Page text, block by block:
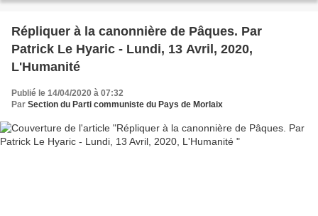
Répliquer à la canonnière de Pâques. Par
Patrick Le Hyaric - Lundi, 13 Avril, 2020,
L'Humanité
Publié le 14/04/2020 à 07:32
Par Section du Parti communiste du Pays de Morlaix